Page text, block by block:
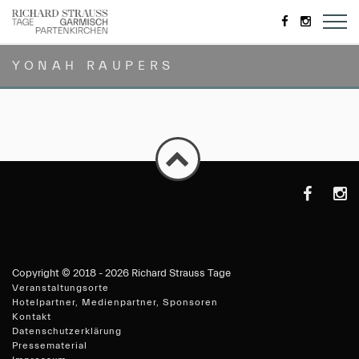
https://de-
https://
YONAH RAUPERS
Copyright © 2018 - 2026 Richard Strauss Tage
Veranstaltungsorte
Hotelpartner, Medienpartner, Sponsoren
Kontakt
Datenschutzerklärung
Pressematerial